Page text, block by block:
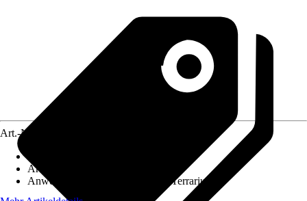
Art.-Nr.
Artikeltyp
Anwendungsbereich
Aquarium, Terrarium